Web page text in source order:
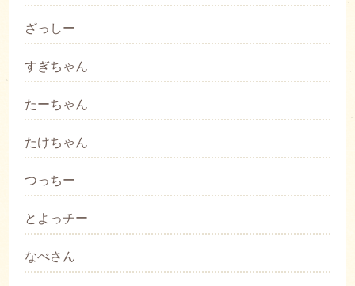
ざっしー
すぎちゃん
たーちゃん
たけちゃん
つっちー
とよっチー
なべさん